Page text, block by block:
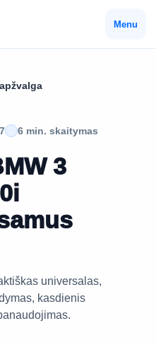
Menu
6 min. skaitymas
3
universalas,
kasdienis